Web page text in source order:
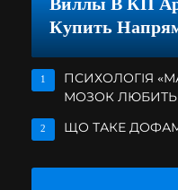
Виллы В КП
Купить
1
ПСИХОЛОГІЯ
МОЗОК ЛЮБИТЬ
2 ЩО ТАКЕ